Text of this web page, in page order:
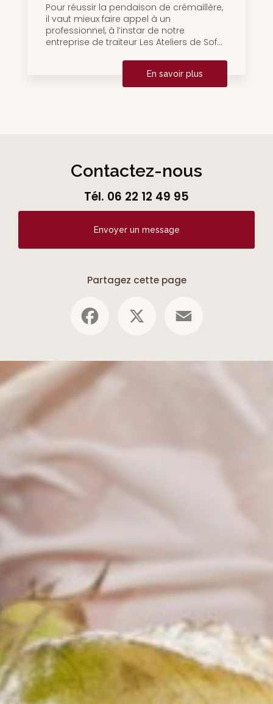
Pour réussir la pendaison de crémaillère,
il vaut mieux faire appel à un
professionnel, à l’instar de notre
entreprise de traiteur Les Ateliers de Sof...
En savoir plus
Contactez-nous
Tél. 06 22 12 49 95
Envoyer un message
Partagez cette page